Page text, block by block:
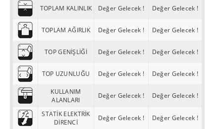
TOPLAM KALINLIK Değer Gelecek ! Değer Gelecek !
TOPLAM AĞIRLIK Değer Gelecek ! Değer Gelecek !
TOP GENİŞLİĞİ Değer Gelecek ! Değer Gelecek !
TOP UZUNLUĞU Değer Gelecek ! Değer Gelecek !
KULLANIM
ALANLARI
Değer Gelecek ! Değer Gelecek !
STATİK ELEKTRİK
DİRENCİ
Değer Gelecek ! Değer Gelecek !